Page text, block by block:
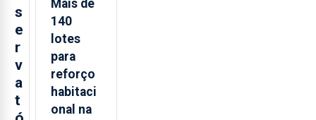
s
e
r
v
a
t
Mais de
140
lotes
para
reforço
habitaci
onal na